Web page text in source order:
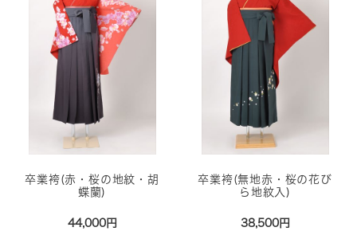
卒業袴(赤・桜の地紋・胡
蝶蘭)
44,000円
卒業袴(無地赤・桜の花び
ら地紋入)
38,500円